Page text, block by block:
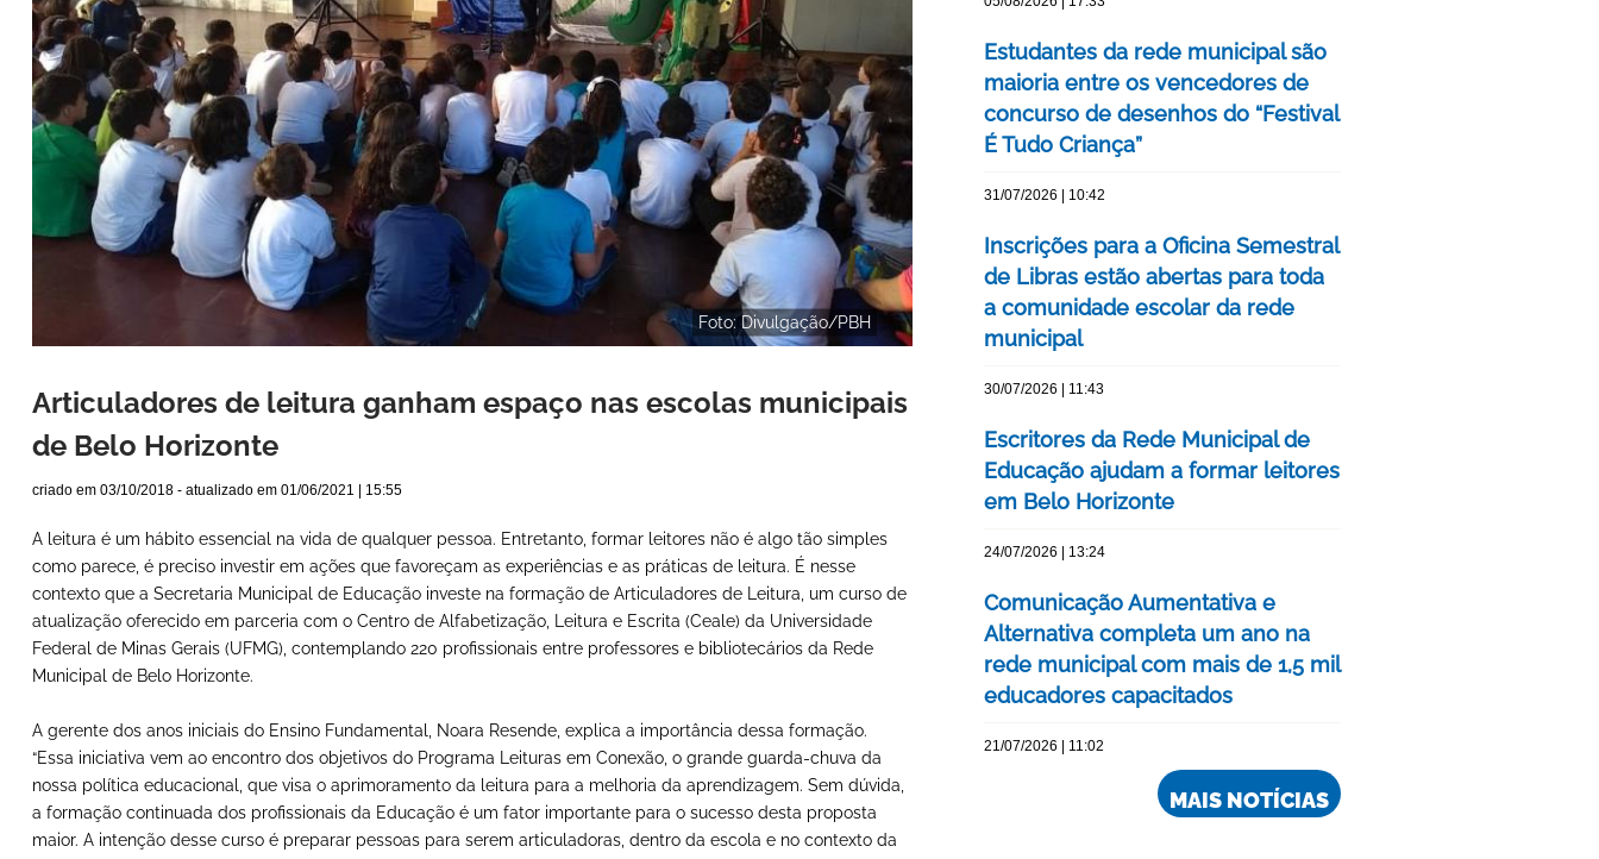
Foto: Divulgação/PBH
Articuladores de leitura ganham espaço nas escolas municipais
de Belo Horizonte
criado em 03/10/2018 - atualizado em 01/06/2021 | 15:55
A leitura é um hábito essencial na vida de qualquer pessoa. Entretanto, formar leitores não é algo tão simples
como parece, é preciso investir em ações que favoreçam as experiências e as práticas de leitura. É nesse
contexto que a Secretaria Municipal de Educação investe na formação de Articuladores de Leitura, um curso de
atualização oferecido em parceria com o Centro de Alfabetização, Leitura e Escrita (Ceale) da Universidade
Federal de Minas Gerais (UFMG), contemplando 220 profissionais entre professores e bibliotecários da Rede
Municipal de Belo Horizonte.
A gerente dos anos iniciais do Ensino Fundamental, Noara Resende, explica a importância dessa formação.
“Essa iniciativa vem ao encontro dos objetivos do Programa Leituras em Conexão, o grande guarda-chuva da
nossa política educacional, que visa o aprimoramento da leitura para a melhoria da aprendizagem. Sem dúvida,
a formação continuada dos profissionais da Educação é um fator importante para o sucesso desta proposta
maior. A intenção desse curso é preparar pessoas para serem articuladoras, dentro da escola e no contexto da
Estudantes da rede municipal são
maioria entre os vencedores de
concurso de desenhos do “Festival
É Tudo Criança”
31/07/2026 | 10:42
Inscrições para a Oficina Semestral
de Libras estão abertas para toda
a comunidade escolar da rede
municipal
30/07/2026 | 11:43
Escritores da Rede Municipal de
Educação ajudam a formar leitores
em Belo Horizonte
24/07/2026 | 13:24
Comunicação Aumentativa e
Alternativa completa um ano na
rede municipal com mais de 1,5 mil
educadores capacitados
21/07/2026 | 11:02
MAIS NOTÍCIAS